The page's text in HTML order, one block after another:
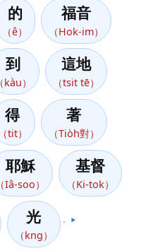
的
（ê）
福音
（Hok-im）
到
（kàu）
這地
（tsit tē）
得
（tit）
著
（Tio̍h對）
耶穌
（Iâ-soo）
基督
（Ki-tok）
光
（kng）
▶️